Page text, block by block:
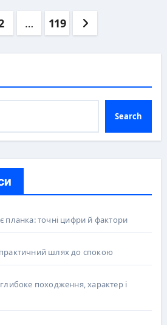
… 119
Search
планка: точні цифри й фактори
шлях до спокою
походження, характер і